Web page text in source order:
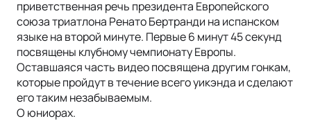
приветственная речь президента Европейского
союза триатлона Ренато Бертранди на испанском
языке на второй минуте. Первые 6 минут 45 секунд
посвящены клубному чемпионату Европы.
Оставшаяся часть видео посвящена другим гонкам,
которые пройдут в течение всего уикэнда и сделают
его таким незабываемым.
О юниорах.